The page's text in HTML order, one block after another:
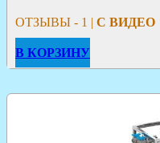
ОТЗЫВЫ - 1 | С ВИДЕО
В КОРЗИНУ